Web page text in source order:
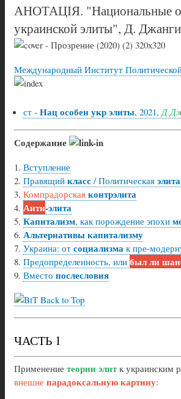
АНОТАЦІЯ. "Национальные
украинской элиты", Д.
Международный Институт
ст - Нац особен укр элиты, 2021,
Содержание
Вступление
Правящий класс / Политическая элита
Компрадорская контрэлита
Анти-элита
Капитализм, как порождение эпохи
Альтернативы капитализму
Украина: от социализма к пре-
Предопределенность, или был ли
Вместо послесловия
Back to Top
ЧАСТЬ 1
Применение теории элитк украинским
внешне парадоксальную картину: